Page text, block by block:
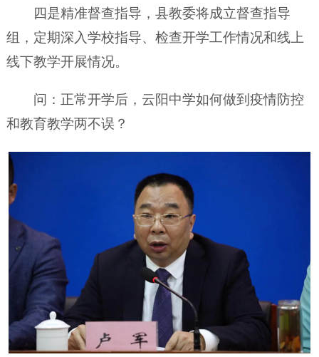
四是精准督查指导，县教委将成立督查指导
组，定期深入学校指导、检查开学工作情况和线上
线下教学开展情况。
问：正常开学后，云阳中学如何做到疫情防控
和教育教学两不误？